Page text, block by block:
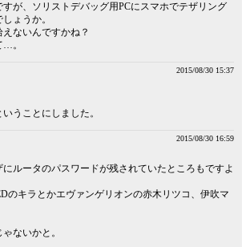
が、ソリストデバッグ用PCにスマホでテザリング
ょうか。
ないんですかね？
…。
2015/08/30 15:37
うことにしました。
2015/08/30 16:59
ルータのパスワードが残されていたところもですよ
のキラとかエヴァンゲリオンの赤木リツコ、伊吹マ
ないかと。